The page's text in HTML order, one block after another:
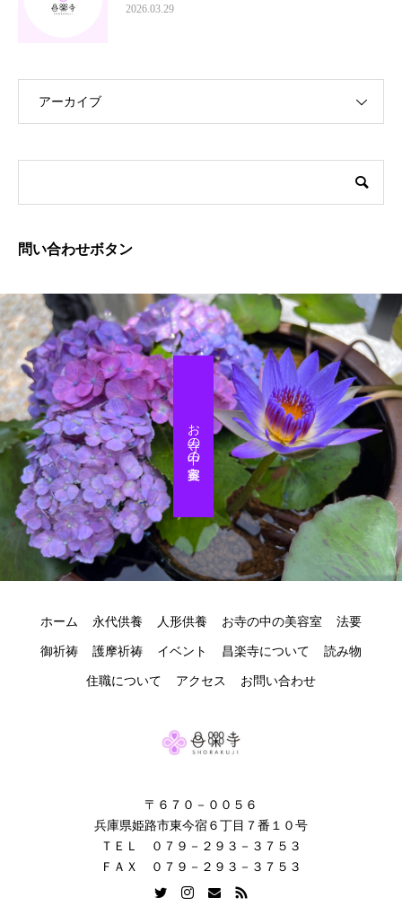
2026.03.29
アーカイブ
問い合わせボタン
お寺の中の美容室
ホーム 永代供養 人形供養 お寺の中の美容室 法要
御祈祷 護摩祈祷 イベント 昌楽寺について 読み物
住職について アクセス お問い合わせ
〒６７０－００５６
兵庫県姫路市東今宿６丁目７番１０号
ＴＥＬ ０７９－２９３－３７５３
ＦＡＸ ０７９－２９３－３７５３